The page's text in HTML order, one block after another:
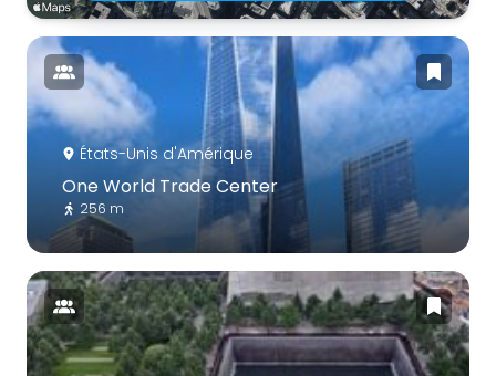
États-Unis d'Amérique
One World Trade Center
256 m